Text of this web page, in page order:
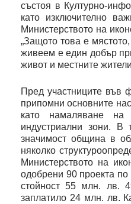
състоя в Културно-
като изключително
Министерството на
„Защото това е
живеем е един добър
живот и местните
Пред участниците във
припомни основните
като намаляване на
индустриални зони. В
значимост община в
няколко
Министерството на
одобрени 90 проекта
стойност 55 млн. лв.
заплатило 24 млн. лв.